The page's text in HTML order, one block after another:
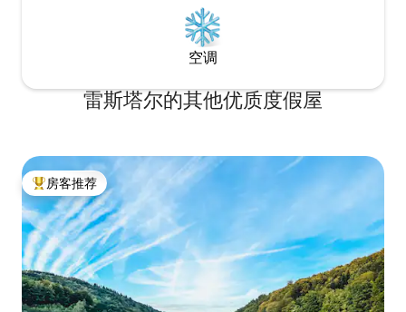
空调
雷斯塔尔的其他优质度假屋
热门「房客推荐」
房客推荐